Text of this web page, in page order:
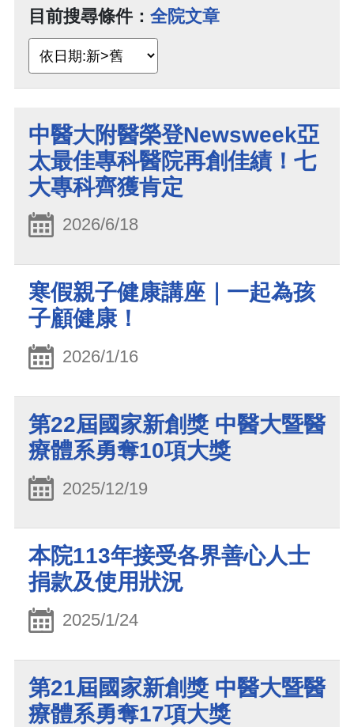
目前搜尋條件： 全院文章
中醫大附醫榮登Newsweek亞
太最佳專科醫院再創佳績！七
大專科齊獲肯定
2026/6/18
寒假親子健康講座｜一起為孩
子顧健康！
2026/1/16
第22屆國家新創獎 中醫大暨醫
療體系勇奪10項大獎
2025/12/19
本院113年接受各界善心人士
捐款及使用狀況
2025/1/24
第21屆國家新創獎 中醫大暨醫
療體系勇奪17項大獎